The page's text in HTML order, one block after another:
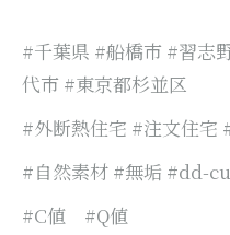
#千葉県 #船橋市 #習志
代市 #東京都杉並区
#外断熱住宅 #注文住宅
#自然素材 #無垢 #dd-
#C値 #Q値